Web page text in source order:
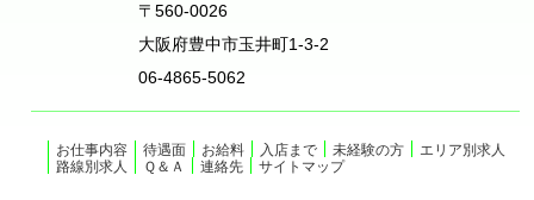
〒560-0026
大阪府豊中市玉井町1-3-2
06-4865-5062
お仕事内容 待遇面 お給料 入店まで 未経験の方
エリア別求人
路線別求人
Ｑ＆Ａ 連絡先 サイトマップ